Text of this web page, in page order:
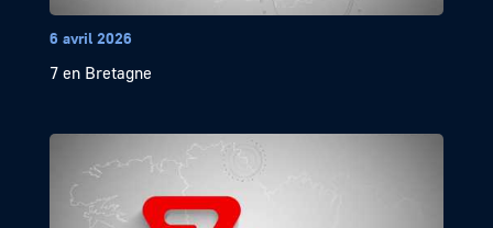
6 avril 2026
7 en Bretagne